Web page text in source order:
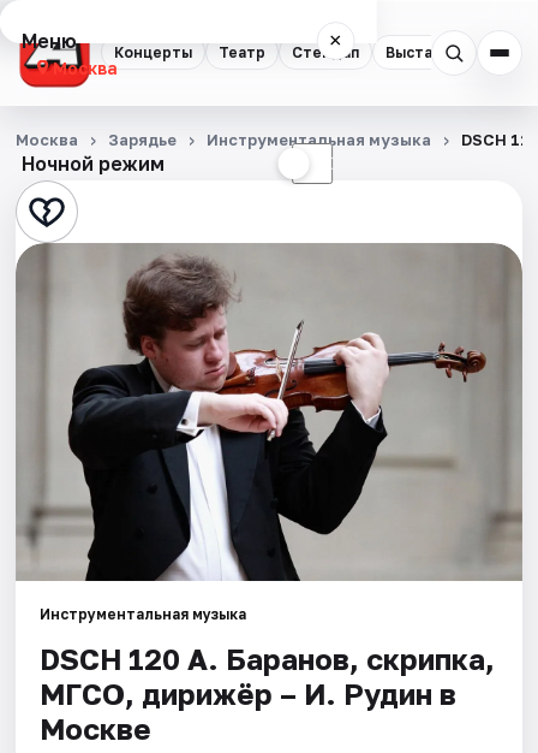
Концерты Театр Стендап Выставки
Меню ×
Москва
Концерты
Театр
Стендап
Экскурсии
Спорт
События
Площадки
Артисты
Ночной режим ☾
Москва Зарядье Инструментальная музыка DSCH
Инструментальная музыка
DSCH 120 А. Баранов, скрипка,
МГСО, дирижёр – И. Рудин в
Москве